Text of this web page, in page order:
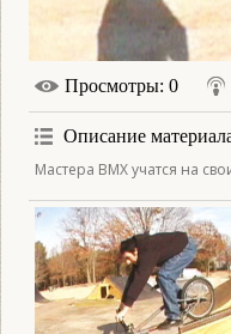
Просмотры: 0
Описание
Мастера BMX учатся на